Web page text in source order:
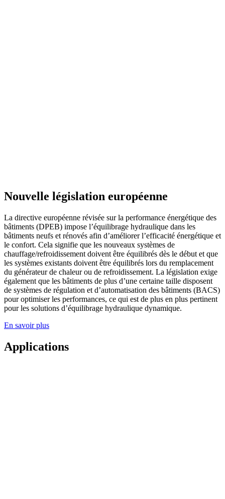
Nouvelle législation européenne
La directive européenne révisée sur la performance énergétique des
bâtiments (DPEB) impose l’équilibrage hydraulique dans les
bâtiments neufs et rénovés afin d’améliorer l’efficacité énergétique et
le confort. Cela signifie que les nouveaux systèmes de
chauffage/refroidissement doivent être équilibrés dès le début et que
les systèmes existants doivent être équilibrés lors du remplacement
du générateur de chaleur ou de refroidissement. La législation exige
également que les bâtiments de plus d’une certaine taille disposent
de systèmes de régulation et d’automatisation des bâtiments (BACS)
pour optimiser les performances, ce qui est de plus en plus pertinent
pour les solutions d’équilibrage hydraulique dynamique.
En savoir plus
Applications